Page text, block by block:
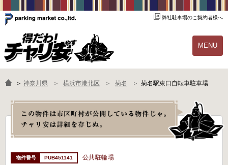
弊社駐車場のご契約者様へ
MENU
物件一覧 ご契約の流れ
よくあるご質問 駐輪場オーナー様へ
＞ 神奈川県 横浜市港北区 菊名 菊名駅東口自転車駐車場
PUB451141 公共駐輪場